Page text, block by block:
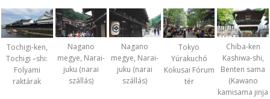
Tochigi-ken,
Tochigi –shi:
Folyami
raktárak
Nagano
megye, Narai-
juku (narai
szállás)
Nagano
megye, Narai-
juku (narai
szállás)
Tokyo
Yúrakuchó
Kokusai Fórum
tér
Chiba-ken
Kashiwa-shi,
Benten sama
(Kawano
kamisama jinja